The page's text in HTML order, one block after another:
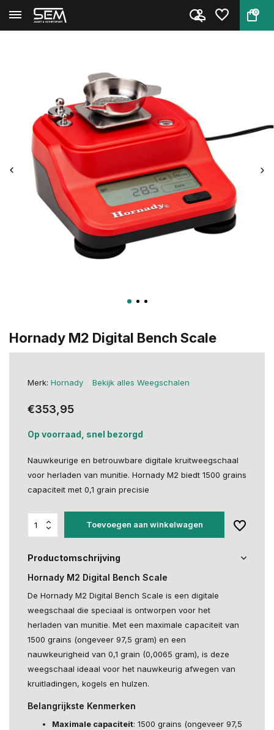
0
Terug Home Hornady M2 Digital Bench Scale
Hornady M2 Digital Bench Scale
Merk: Hornady Bekijk alles Weegschalen
€353,95
Op voorraad, snel bezorgd
Nauwkeurige en betrouwbare digitale kruitweegschaal
voor herladen van munitie. Hornady M2 biedt 1500 grains
capaciteit met 0,1 grain precisie
Toevoegen aan winkelwagen
Productomschrijving
Hornady M2 Digital Bench Scale
De Hornady M2 Digital Bench Scale is een digitale
weegschaal die speciaal is ontworpen voor het
herladen van munitie. Met een maximale capaciteit van
1500 grains (ongeveer 97,5 gram) en een
nauwkeurigheid van 0,1 grain (0,0065 gram), is deze
weegschaal ideaal voor het nauwkeurig afwegen van
kruitladingen, kogels en hulzen.
Belangrijkste Kenmerken
Maximale capaciteit: 1500 grains (ongeveer 97,5